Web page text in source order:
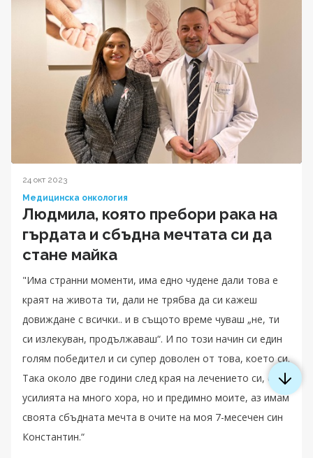
24 окт 2023
Медицинска онкология
Людмила, която пребори рака на
гърдата и сбъдна мечтата си да
стане майка
"Има странни моменти, има едно чудене дали това е
краят на живота ти, дали не трябва да си кажеш
довиждане с всички.. и в същото време чуваш „не, ти
си излекуван, продължаваш“. И по този начин си един
голям победител и си супер доволен от това, което си.
Така около две години след края на лечението си, след
усилията на много хора, но и предимно моите, аз имам
своята сбъдната мечта в очите на моя 7-месечен син
Константин.“